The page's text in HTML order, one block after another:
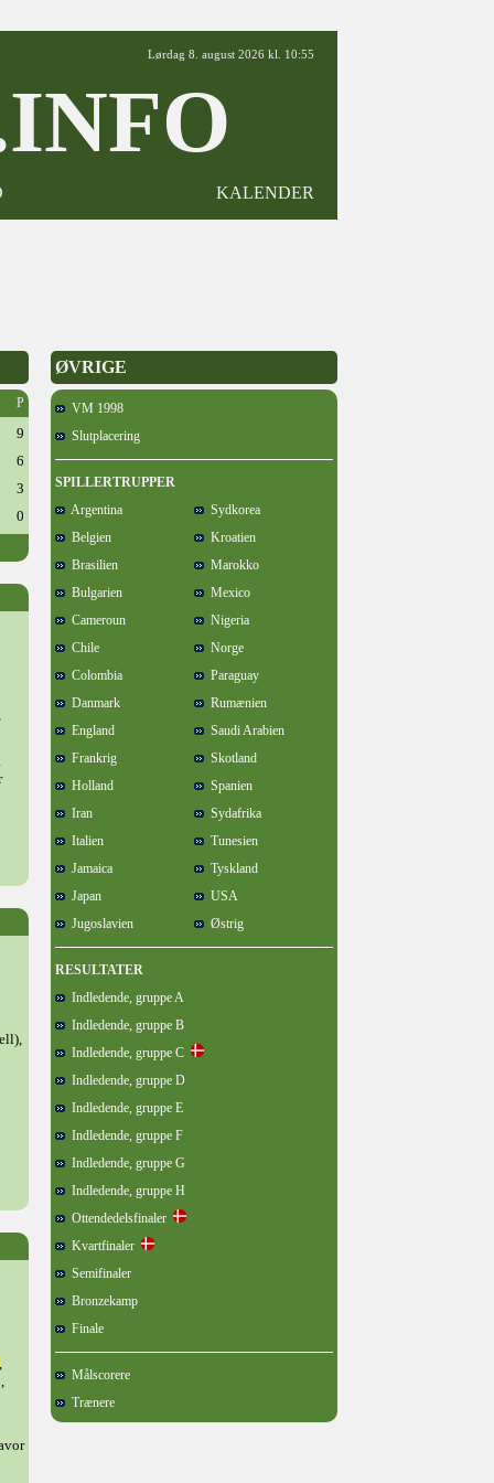
Lørdag 8. august 2026 kl. 10:55
KALENDER
P
9
6
3
0
,
ØVRIGE
VM 1998
Slutplacering
SPILLERTRUPPER
Argentina
Sydkorea
Belgien
Kroatien
Brasilien
Marokko
Bulgarien
Mexico
Cameroun
Nigeria
Chile
Norge
Colombia
Paraguay
Danmark
Rumænien
England
Saudi Arabien
Frankrig
Skotland
Holland
Spanien
Iran
Sydafrika
Italien
Tunesien
Jamaica
Tyskland
Japan
USA
Jugoslavien
Østrig
RESULTATER
Indledende, gruppe A
Indledende, gruppe B
Indledende, gruppe C
Indledende, gruppe D
Indledende, gruppe E
Indledende, gruppe F
Indledende, gruppe G
Indledende, gruppe H
Ottendedelsfinaler
Kvartfinaler
Semifinaler
Bronzekamp
Finale
Målscorere
Trænere